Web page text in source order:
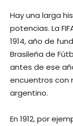
Hay una larga
potencias. La
1914, año de
Brasileña de
antes de ese
encuentros con
argentino.
En 1912, por